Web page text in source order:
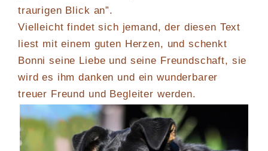
traurigen Blick an”.
Vielleicht findet sich jemand, der diesen Text
liest mit einem guten Herzen, und schenkt
Bonni seine Liebe und seine Freundschaft, sie
wird es ihm danken und ein wunderbarer
treuer Freund und Begleiter werden.